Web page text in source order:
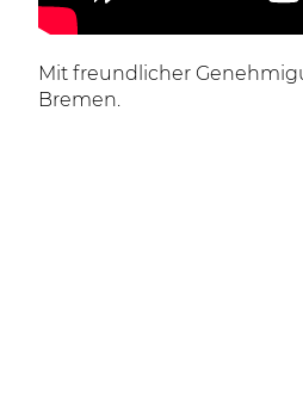
Mit freundlicher
Bremen.